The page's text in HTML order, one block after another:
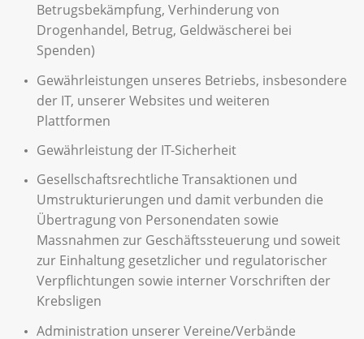
Betrugsbekämpfung, Verhinderung von
Drogenhandel, Betrug, Geldwäscherei bei
Spenden)
Gewährleistungen unseres Betriebs, insbesondere
der IT, unserer Websites und weiteren
Plattformen
Gewährleistung der IT-Sicherheit
Gesellschaftsrechtliche Transaktionen und
Umstrukturierungen und damit verbunden die
Übertragung von Personendaten sowie
Massnahmen zur Geschäftssteuerung und soweit
zur Einhaltung gesetzlicher und regulatorischer
Verpflichtungen sowie interner Vorschriften der
Krebsligen
Administration unserer Vereine/Verbände